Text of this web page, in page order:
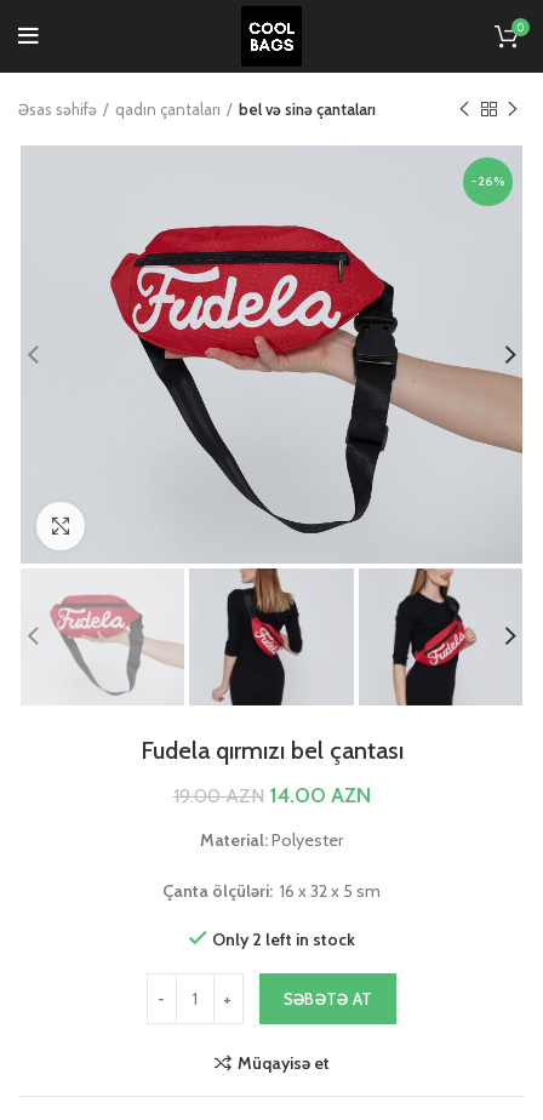
0
Əsas səhifə qadın çantaları bel və sinə çantaları
-26%
Fudela qırmızı bel çantası
19.00AZN 14.00 AZN
Material:Polyester
Çanta ölçüləri: 16 x 32 x 5 sm
Only 2 left in stock
SƏBƏTƏ AT
Müqayisə et